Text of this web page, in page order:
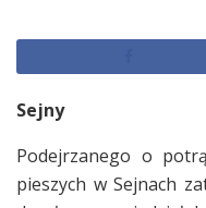
Sejny
Podejrzanego o
pieszych w Sejnach